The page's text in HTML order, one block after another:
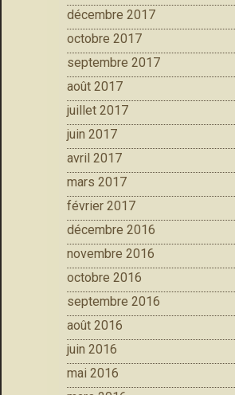
décembre 2017
octobre 2017
septembre 2017
août 2017
juillet 2017
juin 2017
avril 2017
mars 2017
février 2017
décembre 2016
novembre 2016
octobre 2016
septembre 2016
août 2016
juin 2016
mai 2016